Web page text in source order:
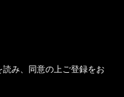
読み、同意の上ご登録をお